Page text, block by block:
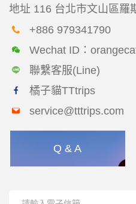
地址 116 台北市文山區羅
+886 979341790
Wechat ID：
聯繫客服(Line)
橘子貓TTtrips
service@tttrips.com
Q & A